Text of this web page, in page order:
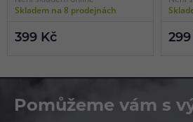
dobíjecí proud v jednom slotu 2 A,
teplotní ochrana, funkce obnovy
Skladem na 8 prodejnách
399 Kč
Pomůžeme vám s